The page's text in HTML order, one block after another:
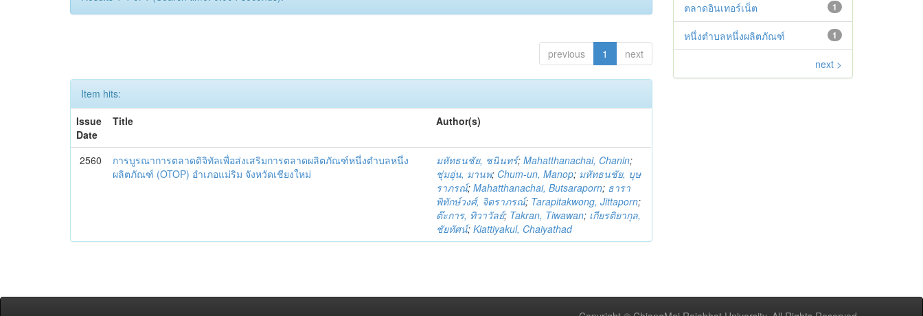
previous 1 next
Item hits:
Issue
Date
Title Author(s)
2560
การบูรณาการตลาดดิจิทัลเพื่อส่งเสริมการตลาดผลิตภัณฑ์หนึ่งตำบลหนึ่ง
ผลิตภัณฑ์ (OTOP) อำเภอแม่ริม จังหวัดเชียงใหม่
มหัทธนชัย, ชนินทร์;Mahatthanachai, Chanin;
ชุ่มอุ่น, มานพ; Chum-un, Manop; มหัทธนชัย, บุษ
ราภรณ์;Mahatthanachai, Butsaraporn; ธารา
พิทักษ์วงศ์, จิตราภรณ์; Tarapitakwong, Jittaporn;
ต๊ะการ, ทิวาวัลย์; Takran, Tiwawan; เกียรติยากุล,
ชัยทัศน์;Kiattiyakul, Chaiyathad
1
ตลาดอินเทอร์เน็ต
1
หนึ่งตำบลหนึ่งผลิตภัณฑ์
next >